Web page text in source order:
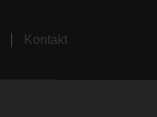
Kontakt